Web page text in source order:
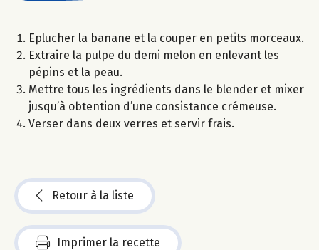
Eplucher la banane et la couper en petits morceaux.
Extraire la pulpe du demi melon en enlevant les
pépins et la peau.
Mettre tous les ingrédients dans le blender et mixer
jusqu’à obtention d’une consistance crémeuse.
Verser dans deux verres et servir frais.
Retour à la liste
Imprimer la recette